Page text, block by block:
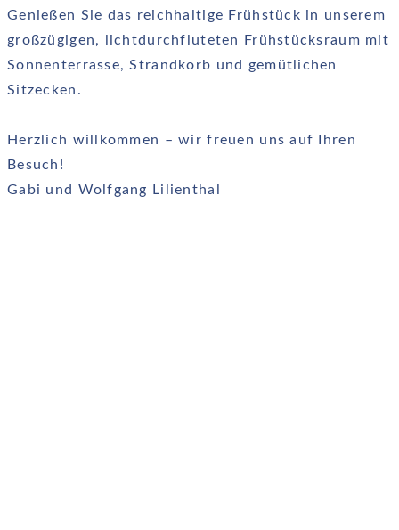
Genießen Sie das reichhaltige Früh­stück in unserem
groß­zügigen, licht­durch­fluteten Frühstücks­raum mit
Sonnen­terrasse, Strand­korb und gemütlichen
Sitzecken.
Herzlich willkommen – wir freuen uns auf Ihren
Besuch!
Gabi und Wolfgang Lilienthal